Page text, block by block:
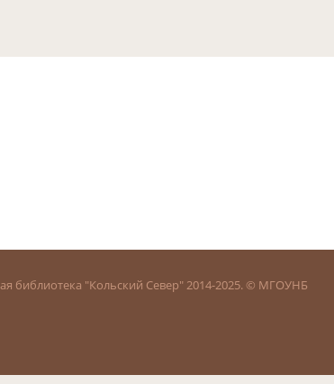
библиотека "Кольский Север" 2014-2025. © МГОУНБ